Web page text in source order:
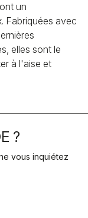
un
Fabriquées avec
elles sont le
à l'aise et
?
vous inquiétez